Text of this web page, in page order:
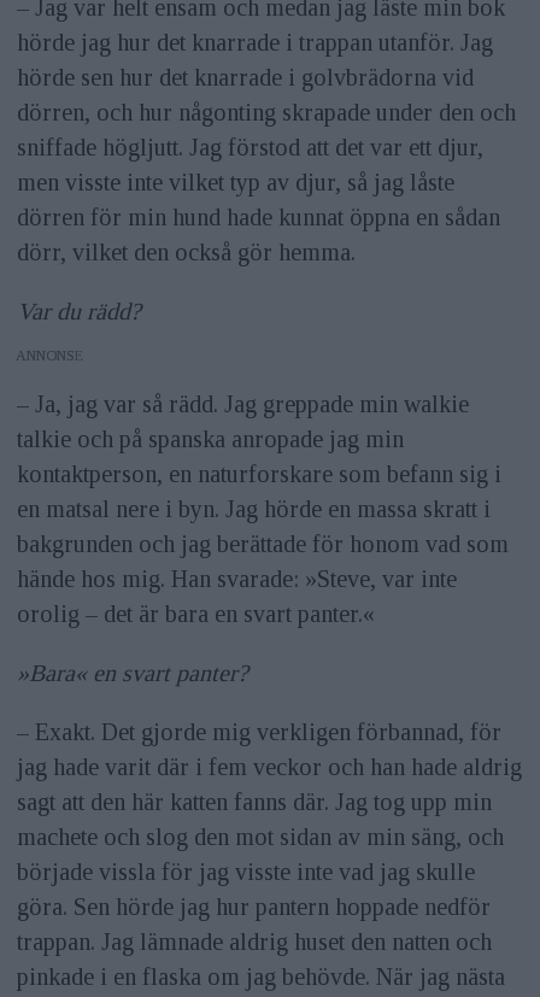
Utrustning: Fotograferar med
kameror från Canon med bland annat
objektiven 24–105mm, 70–200mm och
200–400mm med inbyggd konverter på
1,4. »Jag har använt Canon i hela min
karriär men just nu vet jag inte vilken
kamera jag kommer att använda. För
vara involverade i projektet med Big
Cat Voices.« Fotograferar även mycket
med kamerafällor, med vilka han har
fångat flera av sina mest kända bilder.
Webb: stevewinterphoto.com
– Jag var helt ensam och medan jag läste min bok
hörde jag hur det knarrade i trappan utanför. Jag
hörde sen hur det knarrade i golvbrädorna vid
dörren, och hur någonting skrapade under den och
sniffade högljutt. Jag förstod att det var ett djur,
men visste inte vilket typ av djur, så jag låste
dörren för min hund hade kunnat öppna en sådan
dörr, ­vilket den också gör hemma.
Var du rädd?
ANNONS
– Ja, jag var så rädd. Jag greppade min walkie
talkie och på spanska anropade jag min
kontaktperson, en naturforskare som befann sig i
en matsal nere i byn. Jag hörde en massa skratt i
bakgrunden och jag berättade för honom vad som
hände hos mig. Han svarade: »Steve, var inte
orolig – det är bara en svart panter.«
»Bara« en svart panter?
– Exakt. Det gjorde mig verkligen förbannad, för
jag hade varit där i fem veckor och han hade aldrig
sagt att den här katten fanns där. Jag tog upp min
machete och slog den mot sidan av min säng, och
började vissla för jag visste inte vad jag skulle
göra. Sen hörde jag hur pantern hoppade nedför
trappan. Jag lämnade aldrig huset den natten och
pinkade i en flaska om jag behövde. När jag nästa